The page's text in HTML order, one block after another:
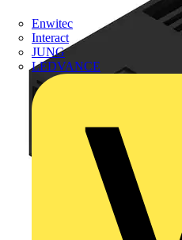
Enwitec
Interact
JUNG
LEDVANCE